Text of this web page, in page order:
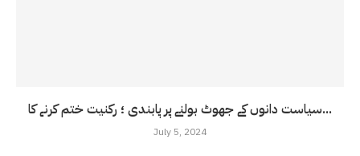
سیاست دانوں کے جھوٹ بولنے پر پابندی ؛ رکنیت ختم کرنے کا...
July 5, 2024